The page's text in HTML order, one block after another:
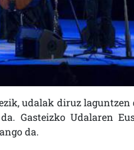
udalak diruz
Gasteizko Udalaren
da.